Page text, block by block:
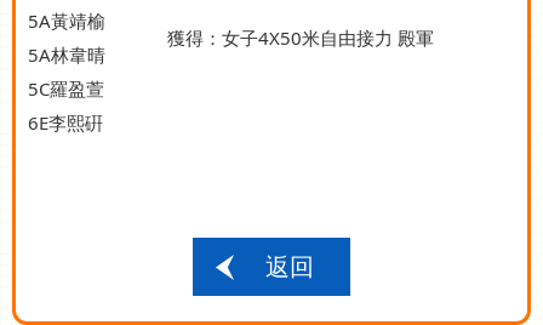
5A黃靖榆
5A林韋晴
5C羅盈萱
6E李熙硏
獲得：女子4X50米自由接力 殿軍
返回